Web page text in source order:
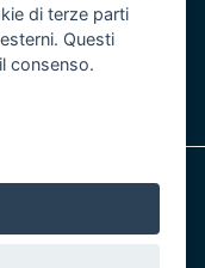
di terze parti
Questi
consenso.